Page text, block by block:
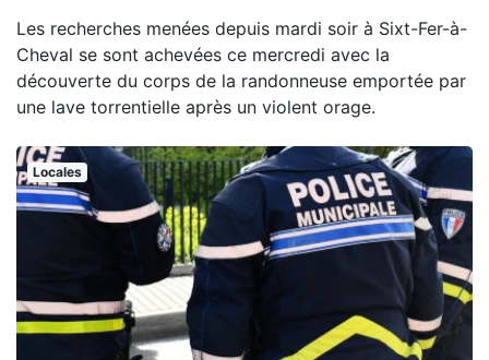
Les recherches menées depuis mardi soir à Sixt-Fer-à-
Cheval se sont achevées ce mercredi avec la
découverte du corps de la randonneuse emportée par
une lave torrentielle après un violent orage.
Locales